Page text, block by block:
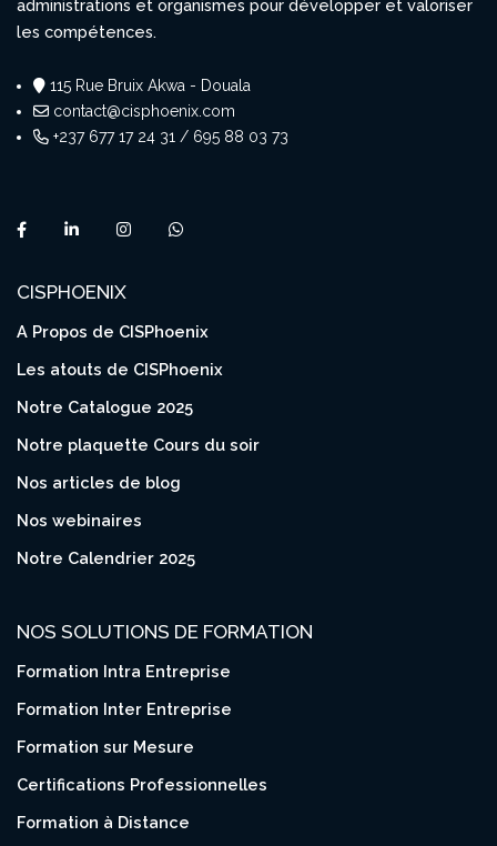
administrations et organismes pour développer et valoriser
les compétences.
115 Rue Bruix Akwa - Douala
contact@cisphoenix.com
+237 677 17 24 31 / 695 88 03 73
CISPHOENIX
A Propos de CISPhoenix
Les atouts de CISPhoenix
Notre Catalogue 2025
Notre plaquette Cours du soir
Nos articles de blog
Nos webinaires
Notre Calendrier 2025
NOS SOLUTIONS DE FORMATION
Formation Intra Entreprise
Formation Inter Entreprise
Formation sur Mesure
Certifications Professionnelles
Formation à Distance